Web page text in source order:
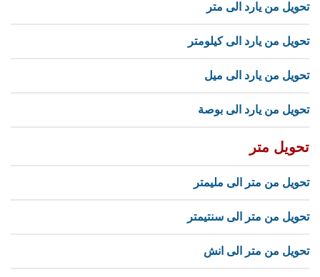
تحويل من يارد الى متر
تحويل من يارد الى كيلومتر
تحويل من يارد الى ميل
تحويل من يارد الى بوصة
تحويل متر
تحويل من متر الى مليمتر
تحويل من متر الى سنتيمتر
تحويل من متر الى انش